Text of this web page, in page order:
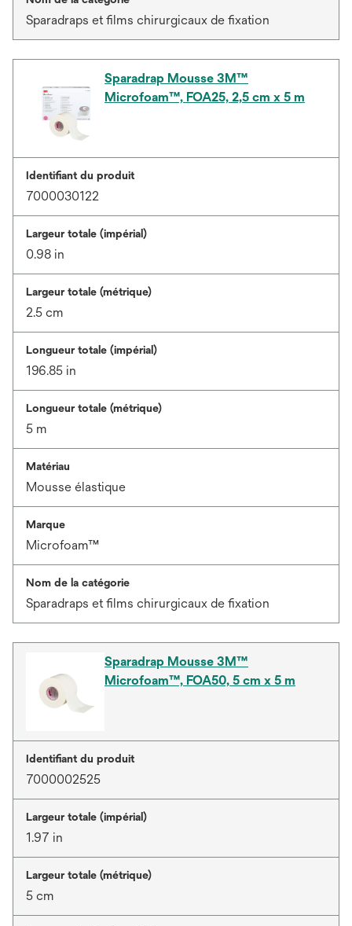
Sparadraps et films chirurgicaux de fixation
Sparadrap Mousse 3M™
Microfoam™, FOA25, 2,5 cm x 5 m
Identifiant du produit
7000030122
Largeur totale (impérial)
0.98 in
Largeur totale (métrique)
2.5 cm
Longueur totale (impérial)
196.85 in
Longueur totale (métrique)
5 m
Matériau
Mousse élastique
Marque
Microfoam™
Nom de la catégorie
Sparadraps et films chirurgicaux de fixation
Sparadrap Mousse 3M™
Microfoam™, FOA50, 5 cm x 5 m
Identifiant du produit
7000002525
Largeur totale (impérial)
1.97 in
Largeur totale (métrique)
5 cm